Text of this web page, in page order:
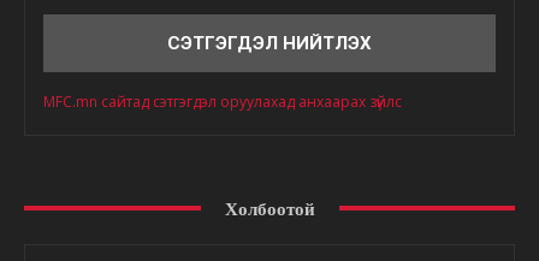
MFC.mn сайтад сэтгэгдэл оруулахад анхаарах зүйлс
Холбоотой